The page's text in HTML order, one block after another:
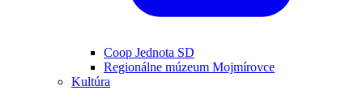
Coop Jednota SD
Regionálne múzeum Mojmírovce
Kultúra